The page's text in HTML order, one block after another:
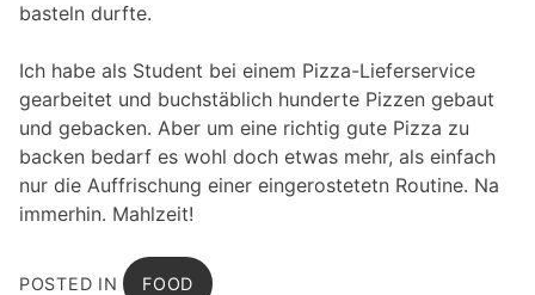
basteln durfte.
Ich habe als Student bei einem Pizza-Lieferservice
gearbeitet und buchstäblich hunderte Pizzen gebaut
und gebacken. Aber um eine richtig gute Pizza zu
backen bedarf es wohl doch etwas mehr, als einfach
nur die Auffrischung einer eingerostetetn Routine. Na
immerhin. Mahlzeit!
POSTED IN FOOD